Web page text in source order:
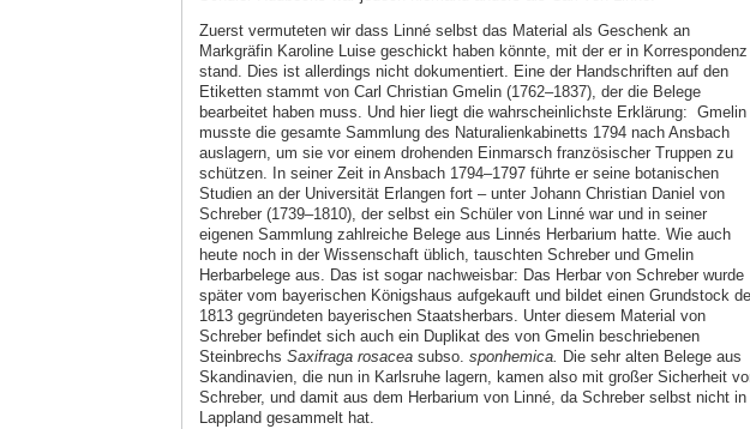
Zuerst vermuteten wir dass Linné selbst das Material als Geschenk an
Markgräfin Karoline Luise geschickt haben könnte, mit der er in Korrespondenz
stand. Dies ist allerdings nicht dokumentiert. Eine der Handschriften auf den
Etiketten stammt von Carl Christian Gmelin (1762–1837), der die Belege
bearbeitet haben muss. Und hier liegt die wahrscheinlichste Erklärung: Gmelin
musste die gesamte Sammlung des Naturalienkabinetts 1794 nach Ansbach
auslagern, um sie vor einem drohenden Einmarsch französischer Truppen zu
schützen. In seiner Zeit in Ansbach 1794–1797 führte er seine botanischen
Studien an der Universität Erlangen fort – unter Johann Christian Daniel von
Schreber (1739–1810), der selbst ein Schüler von Linné war und in seiner
eigenen Sammlung zahlreiche Belege aus Linnés Herbarium hatte. Wie auch
heute noch in der Wissenschaft üblich, tauschten Schreber und Gmelin
Herbarbelege aus. Das ist sogar nachweisbar: Das Herbar von Schreber wurde
später vom bayerischen Königshaus aufgekauft und bildet einen Grundstock
1813 gegründeten bayerischen Staatsherbars. Unter diesem Material von
Schreber befindet sich auch ein Duplikat des von Gmelin beschriebenen
Steinbrechs Saxifraga rosaceasubso. sponhemica. Die sehr alten Belege aus
Skandinavien, die nun in Karlsruhe lagern, kamen also mit großer Sicherheit
Schreber, und damit aus dem Herbarium von Linné, da Schreber selbst nicht in
Lappland gesammelt hat.